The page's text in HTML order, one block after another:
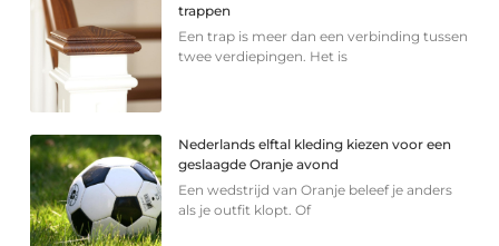
trappen
Een trap is meer dan een verbinding tussen
twee verdiepingen. Het is
Nederlands elftal kleding kiezen voor een
geslaagde Oranje avond
Een wedstrijd van Oranje beleef je anders
als je outfit klopt. Of